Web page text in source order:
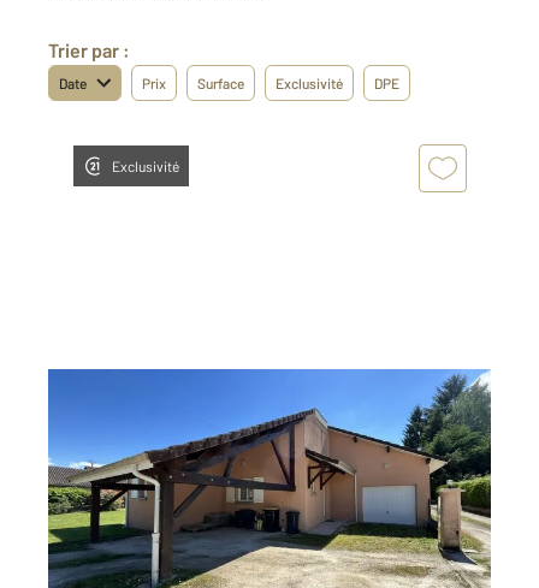
Trier par :
Date Prix Surface Exclusivité DPE
Exclusivité
LES AVENIERES VEYRINS THUELLIN 38
, 4 pièces
Ref : 3570
Maison à vendre
265 000 €